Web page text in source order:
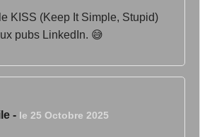
KISS (Keep It Simple, Stupid)
pubs LinkedIn. 😅
- le 25 Octobre 2025